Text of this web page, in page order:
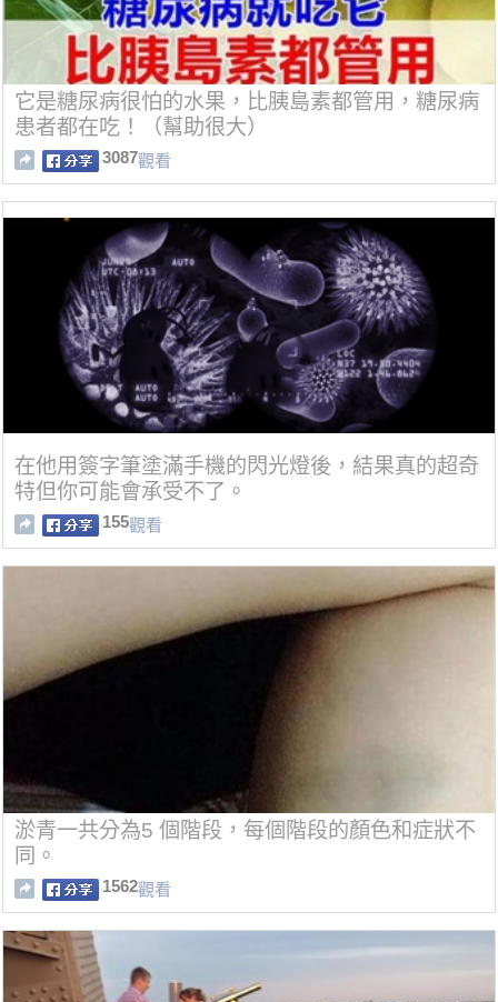
它是糖尿病很怕的水果，比胰島素都管用，糖尿病
患者都在吃！（幫助很大）
3087觀看
在他用簽字筆塗滿手機的閃光燈後，結果真的超奇
特但你可能會承受不了。
155觀看
淤青一共分為5 個階段，每個階段的顏色和症狀不
同。
1562觀看